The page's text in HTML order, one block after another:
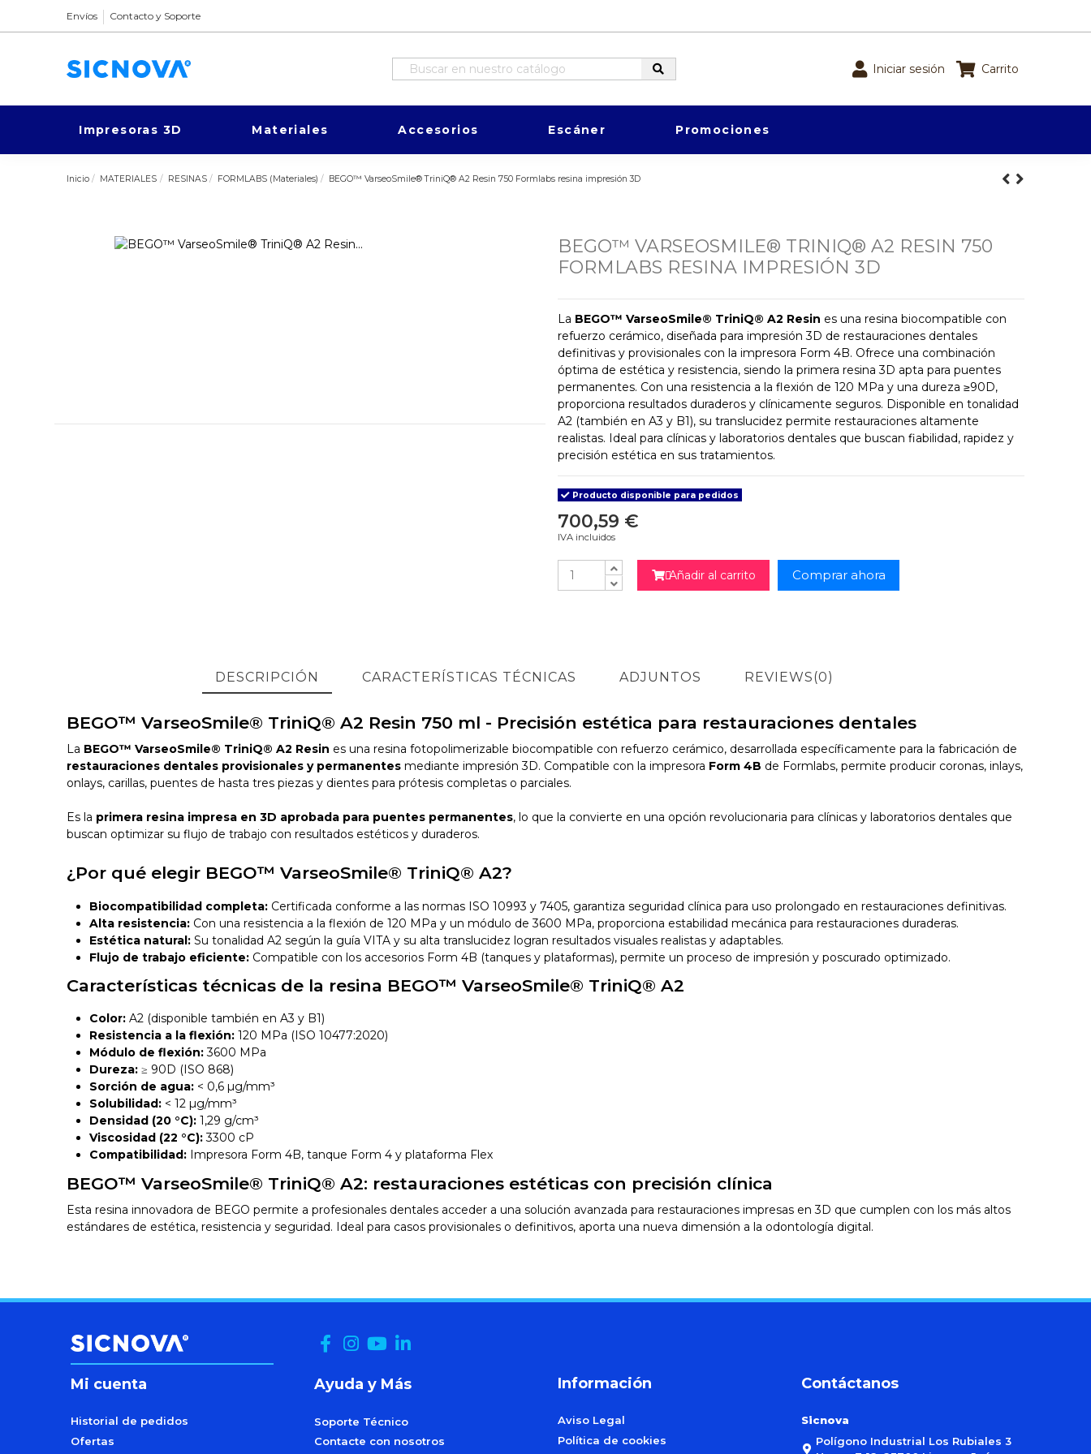
Envíos Contacto y Soporte
Iniciar sesión Carrito
Impresoras 3D Materiales Accesorios Escáner Promociones
Inicio MATERIALES RESINAS FORMLABS (Materiales) BEGO™ VarseoSmile® TriniQ® A2 Resin 750 Formlabs resina impresión 3D
BEGO™ VARSEOSMILE® TRINIQ® A2 RESIN 750
FORMLABS RESINA IMPRESIÓN 3D
La BEGO™ VarseoSmile® TriniQ® A2 Resin es una resina biocompatible con
refuerzo cerámico, diseñada para impresión 3D de restauraciones dentales
definitivas y provisionales con la impresora Form 4B. Ofrece una combinación
óptima de estética y resistencia, siendo la primera resina 3D apta para puentes
permanentes. Con una resistencia a la flexión de 120 MPa y una dureza ≥90D,
proporciona resultados duraderos y clínicamente seguros. Disponible en tonalidad
A2 (también en A3 y B1), su translucidez permite restauraciones altamente
realistas. Ideal para clínicas y laboratorios dentales que buscan fiabilidad, rapidez y
precisión estética en sus tratamientos.
Producto disponible para pedidos
700,59 €
IVA incluidos

Añadir al carrito Comprar ahora
DESCRIPCIÓN CARACTERÍSTICAS TÉCNICAS ADJUNTOS REVIEWS(0)
BEGO™ VarseoSmile® TriniQ® A2 Resin 750 ml - Precisión estética para restauraciones dentales
La BEGO™ VarseoSmile® TriniQ® A2 Resin es una resina fotopolimerizable biocompatible con refuerzo cerámico, desarrollada específicamente para la fabricación de
restauraciones dentales provisionales y permanentes mediante impresión 3D. Compatible con la impresora Form 4B de Formlabs, permite producir coronas, inlays,
onlays, carillas, puentes de hasta tres piezas y dientes para prótesis completas o parciales.
Es la primera resina impresa en 3D aprobada para puentes permanentes, lo que la convierte en una opción revolucionaria para clínicas y laboratorios dentales que
buscan optimizar su flujo de trabajo con resultados estéticos y duraderos.
¿Por qué elegir BEGO™ VarseoSmile® TriniQ® A2?
Biocompatibilidad completa: Certificada conforme a las normas ISO 10993 y 7405, garantiza seguridad clínica para uso prolongado en restauraciones definitivas.
Alta resistencia: Con una resistencia a la flexión de 120 MPa y un módulo de 3600 MPa, proporciona estabilidad mecánica para restauraciones duraderas.
Estética natural: Su tonalidad A2 según la guía VITA y su alta translucidez logran resultados visuales realistas y adaptables.
Flujo de trabajo eficiente: Compatible con los accesorios Form 4B (tanques y plataformas), permite un proceso de impresión y poscurado optimizado.
Características técnicas de la resina BEGO™ VarseoSmile® TriniQ® A2
Color: A2 (disponible también en A3 y B1)
Resistencia a la flexión: 120 MPa (ISO 10477:2020)
Módulo de flexión:3600 MPa
Dureza: ≥ 90D (ISO 868)
Sorción de agua: < 0,6 µg/mm³
Solubilidad: < 12 µg/mm³
Densidad (20 °C): 1,29 g/cm³
Viscosidad (22 °C):3300 cP
Compatibilidad: Impresora Form 4B, tanque Form 4 y plataforma Flex
BEGO™ VarseoSmile® TriniQ® A2: restauraciones estéticas con precisión clínica
Esta resina innovadora de BEGO permite a profesionales dentales acceder a una solución avanzada para restauraciones impresas en 3D que cumplen con los más altos
estándares de estética, resistencia y seguridad. Ideal para casos provisionales o definitivos, aporta una nueva dimensión a la odontología digital.
Mi cuenta
Historial de pedidos
Ofertas
Ayuda y Más
Soporte Técnico
Contacte con nosotros
Información
Aviso Legal
Política de cookies
Contáctanos
Sicnova
Polígono Industrial Los Rubiales 3